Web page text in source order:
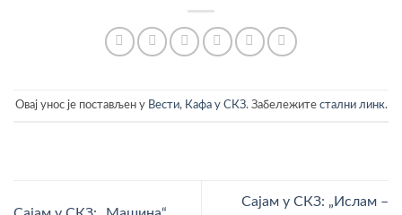
Овај унос је постављен у Вести, Кафа у СКЗ. Забележите стални линк.
Сајам у СКЗ: „Ислам –